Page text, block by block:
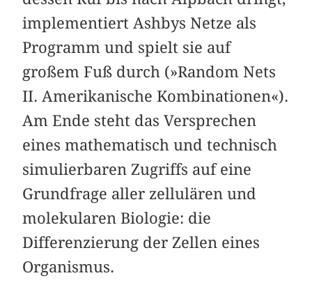
implementiert Ashbys Netze als
Programm und spielt sie auf
großem Fuß durch (»Random Nets
II. Amerikanische Kombinationen«).
Am Ende steht das Versprechen
eines mathematisch und technisch
simulierbaren Zugriffs auf eine
Grundfrage aller zellulären und
molekularen Biologie: die
Differenzierung der Zellen eines
Organismus.